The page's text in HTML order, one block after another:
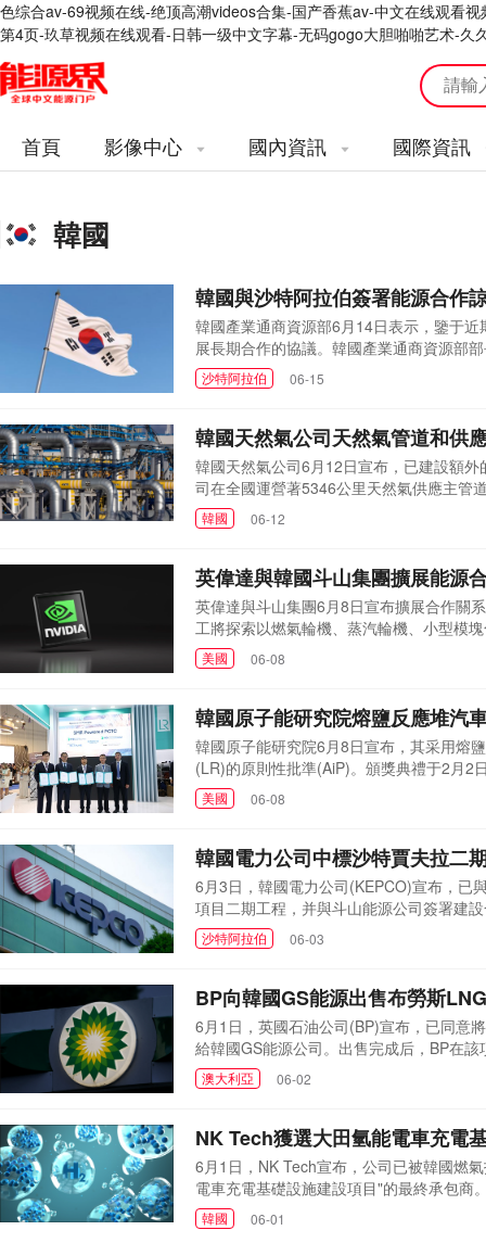
色综合av-69视频在线-绝顶高潮videos合集-国产香蕉av-中文在线观看
第4页-玖草视频在线观看-日韩一级中文字幕-无码gogo大胆啪啪艺术-久
首頁 影像中心 國內資訊 國際資訊
韓國
韓國與沙特阿拉伯簽署能源合作
韓國產業通商資源部6月14日表示，鑒于
展長期合作的協議。韓國產業通商資源部
他與沙特能源部長阿卜杜勒阿齊茲·本·薩
框架。韓國產業通商資源部表示，該協議
沙特阿拉伯 06-15
韓國天然氣公司天然氣管道和供
韓國天然氣公司6月12日宣布，已建設額
司在全國運營著5346公里天然氣供應主管
站增加12個。去年，韓國天然氣公司通過
供氣，建設向全羅南道寶城郡地區(長興—
韓國 06-12
英偉達與韓國斗山集團擴展能源
英偉達與斗山集團6月8日宣布擴展合作關
工將探索以燃氣輪機、蒸汽輪機、小型模
支持。這意味著斗山集團的核電技術將直
容。此外，斗山公司電子材料事業部將以
美國 06-08
韓國原子能研究院熔鹽反應堆汽
韓國原子能研究院6月8日宣布，其采用熔
(LR)的原則性批準(AiP)。頒獎典禮于2月2
行。韓國原子能研究院AiP是船級社審查
開發的第一步。該船由HD現代重工、HD
美國 06-08
韓國電力公司中標沙特賈夫拉二
6月3日，韓國電力公司(KEPCO)宣布，已
項目二期工程，并與斗山能源公司簽署建
于2022年通過國際競標獲得，預計本月底
2029年6月竣工。韓國電力公司預計，在
沙特阿拉伯 06-03
BP向韓國GS能源出售布勞斯
6月1日，英國石油公司(BP)宣布，已同意
給韓國GS能源公司。出售完成后，BP在
計耗資487億澳元(約合349.6億美元)，旨
氣。該項目因監管和商業方面的障礙，進
澳大利亞 06-02
NK Tech獲選大田氫能電車充電
6月1日，NK Tech宣布，公司已被韓國燃
電車充電基礎設施建設項目"的最終承包商
公里，運行過程中不排放二氧化碳等污染
建并整合一座大氣蒸發式液化氫充電站。
韓國 06-01